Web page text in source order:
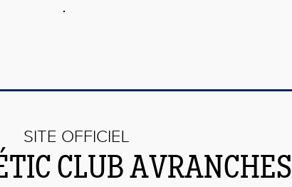
SITE OFFICIEL
CLUB AVRANCHES